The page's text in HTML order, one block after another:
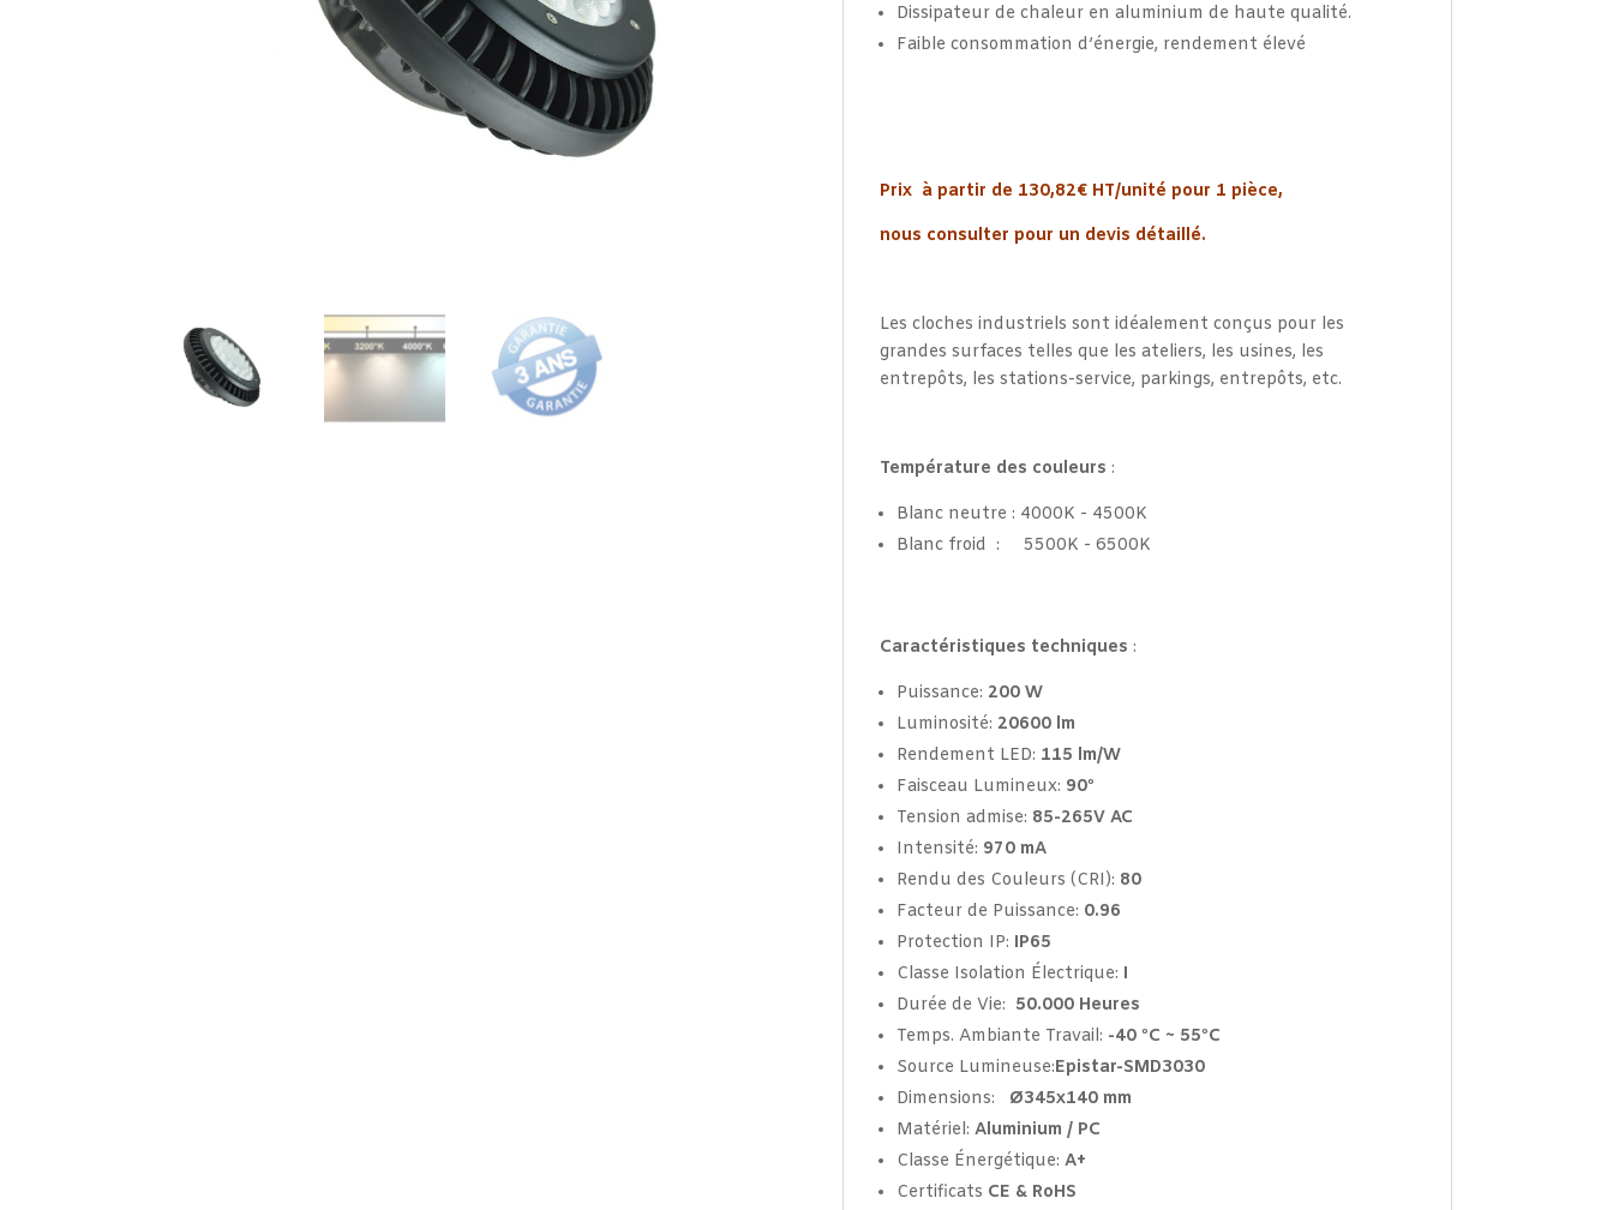
Dissipateur de chaleur en aluminium de haute qualité.
Faible consommation d’énergie, rendement élevé
Prix à partir de 130,82€ HT/unité pour 1 pièce,
nous consulter pour un devis détaillé.
Les cloches industriels sont idéalement conçus pour les
grandes surfaces telles que les ateliers, les usines, les
entrepôts, les stations-service, parkings, entrepôts, etc.
Température des couleurs :
Blanc neutre : 4000K - 4500K
Blanc froid : 5500K - 6500K
Caractéristiques techniques :
Puissance: 200 W
Luminosité: 20600 lm
Rendement LED: 115 lm/W
Faisceau Lumineux: 90º
Tension admise: 85-265V AC
Intensité: 970 mA
Rendu des Couleurs (CRI): 80
Facteur de Puissance: 0.96
Protection IP: IP65
Classe Isolation Électrique: I
Durée de Vie: 50.000 Heures
Temps. Ambiante Travail: -40 ºC ~ 55ºC
Source Lumineuse:Epistar-SMD3030
Dimensions: Ø345x140 mm
Matériel: Aluminium / PC
Classe Énergétique: A+
Certificats CE & RoHS